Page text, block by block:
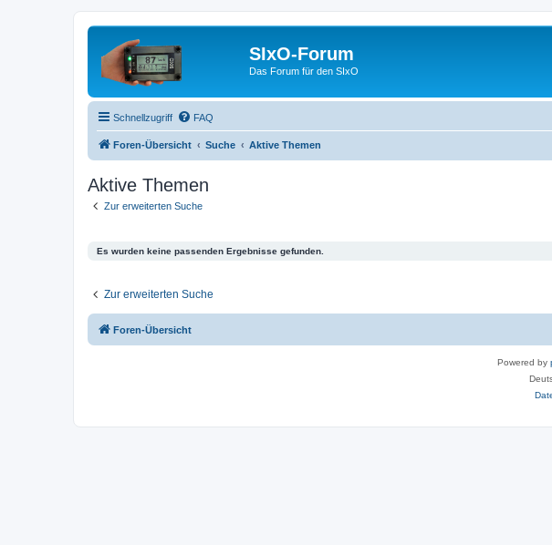
SIxO-Forum
Das Forum für den SIxO
Schnellzugriff FAQ
Foren-Übersicht Suche Aktive Themen
Aktive Themen
Zur erweiterten Suche
Es wurden keine passenden Ergebnisse gefunden.
Zur erweiterten Suche
Foren-Übersicht
Powered by